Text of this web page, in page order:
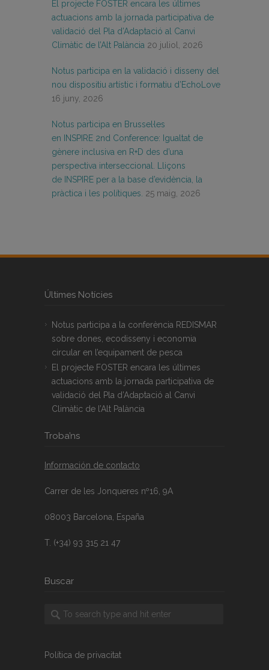
El projecte FOSTER encara les últimes
actuacions amb la jornada participativa de
validació del Pla d’Adaptació al Canvi
Climàtic de l’Alt Palància 20 juliol, 2026
Notus participa en la validació i disseny del
nou dispositiu artístic i formatiu d’EchoLove
16 juny, 2026
Notus participa en Brussel·les
en INSPIRE 2nd Conference: Igualtat de
gènere inclusiva en R+D des d’una
perspectiva interseccional. Lliçons
de INSPIRE per a la base d’evidència, la
pràctica i les polítiques. 25 maig, 2026
Últimes Notícies
Notus participa a la conferència REDISMAR
sobre dones, ecodisseny i economia
circular en l’equipament de pesca
El projecte FOSTER encara les últimes
actuacions amb la jornada participativa de
validació del Pla d’Adaptació al Canvi
Climàtic de l’Alt Palància
Troba’ns
Información de contacto
Carrer de les Jonqueres nº16, 9A
08003 Barcelona, España
T. (+34) 93 315 21 47
Buscar
Política de privacitat